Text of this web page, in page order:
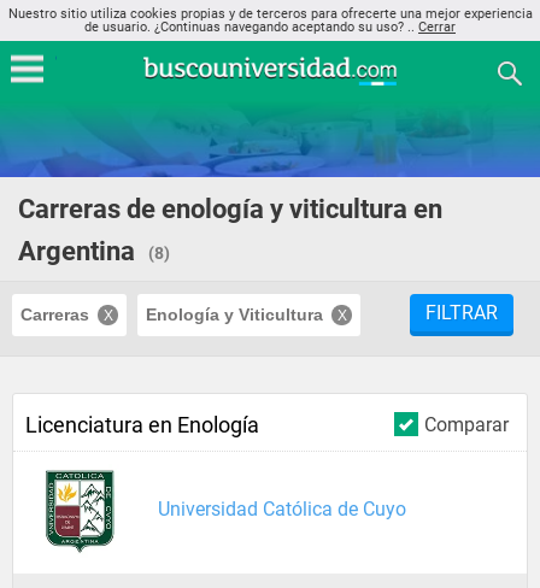
Nuestro sitio utiliza cookies propias y de terceros para ofrecerte una mejor experiencia
de usuario. ¿Continuas navegando aceptando su uso? .. Cerrar
Carreras de enología y viticultura en
Argentina
(8)
Carreras Enología y Viticultura FILTRAR
Comparar
Licenciatura en Enología
Universidad Católica de Cuyo